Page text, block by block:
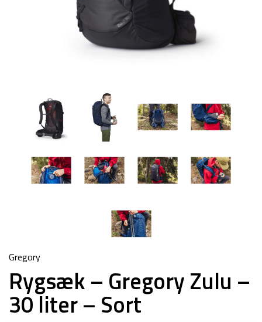
Gregory
Rygsæk – Gregory Zulu –
30 liter – Sort